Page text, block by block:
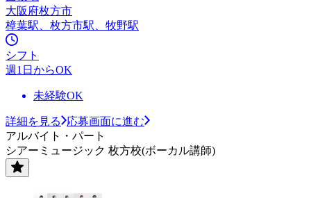
大阪府枚方市
樟葉駅、枚方市駅、牧野駅
シフト
週1日からOK
未経験OK
詳細を見る
応募画面に進む
アルバイト・パート
シアーミュージック 枚方校(ボーカル講師)